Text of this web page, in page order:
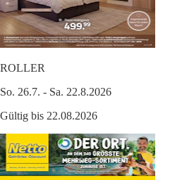
ROLLER
So. 26.7. - Sa. 22.8.2026
Gültig bis 22.08.2026